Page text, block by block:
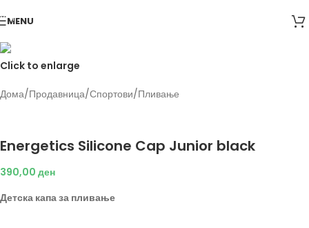
Skip to navigation
Skip to main content
MENU
Click to enlarge
Дома/Продавница/Спортови/Пливање
Energetics Silicone Cap Junior black
390,00 ден
Детска капа за пливање